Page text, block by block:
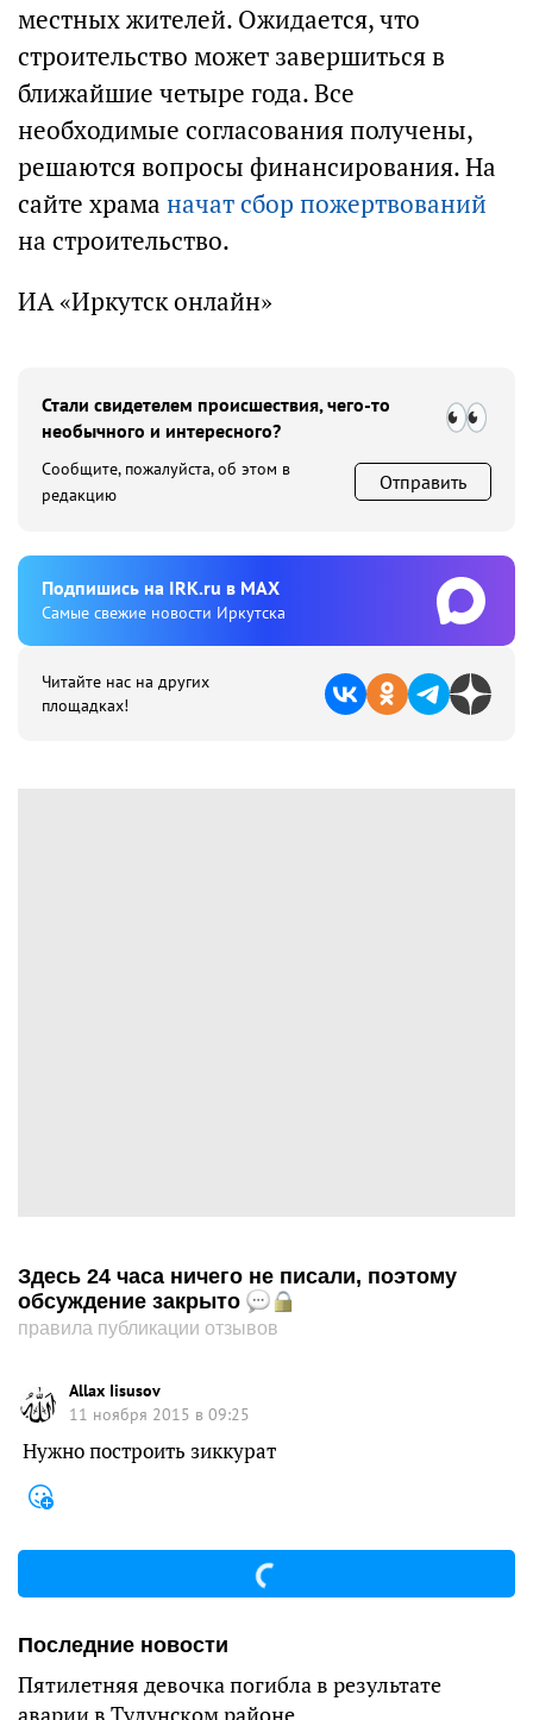
местных жителей. Ожидается, что
строительство может завершиться в
ближайшие четыре года. Все
необходимые согласования получены,
решаются вопросы финансирования. На
сайте храма начат сбор пожертвований
на строительство.
ИА «Иркутск онлайн»
Стали свидетелем происшествия, чего-то
необычного и интересного?
Сообщите, пожалуйста, об этом в
редакцию
Отправить
Подпишиcь на IRK.ru в MAX
Cамые свежие новости Иркутска
Читайте нас на других
площадках!
Здесь 24 часа ничего не писали, поэтому
обсуждение закрыто
правила публикации отзывов
Allax Iisusov
11 ноября 2015 в 09:25
Нужно построить зиккурат
Последние новости
Пятилетняя девочка погибла в результате
аварии в Тулунском районе